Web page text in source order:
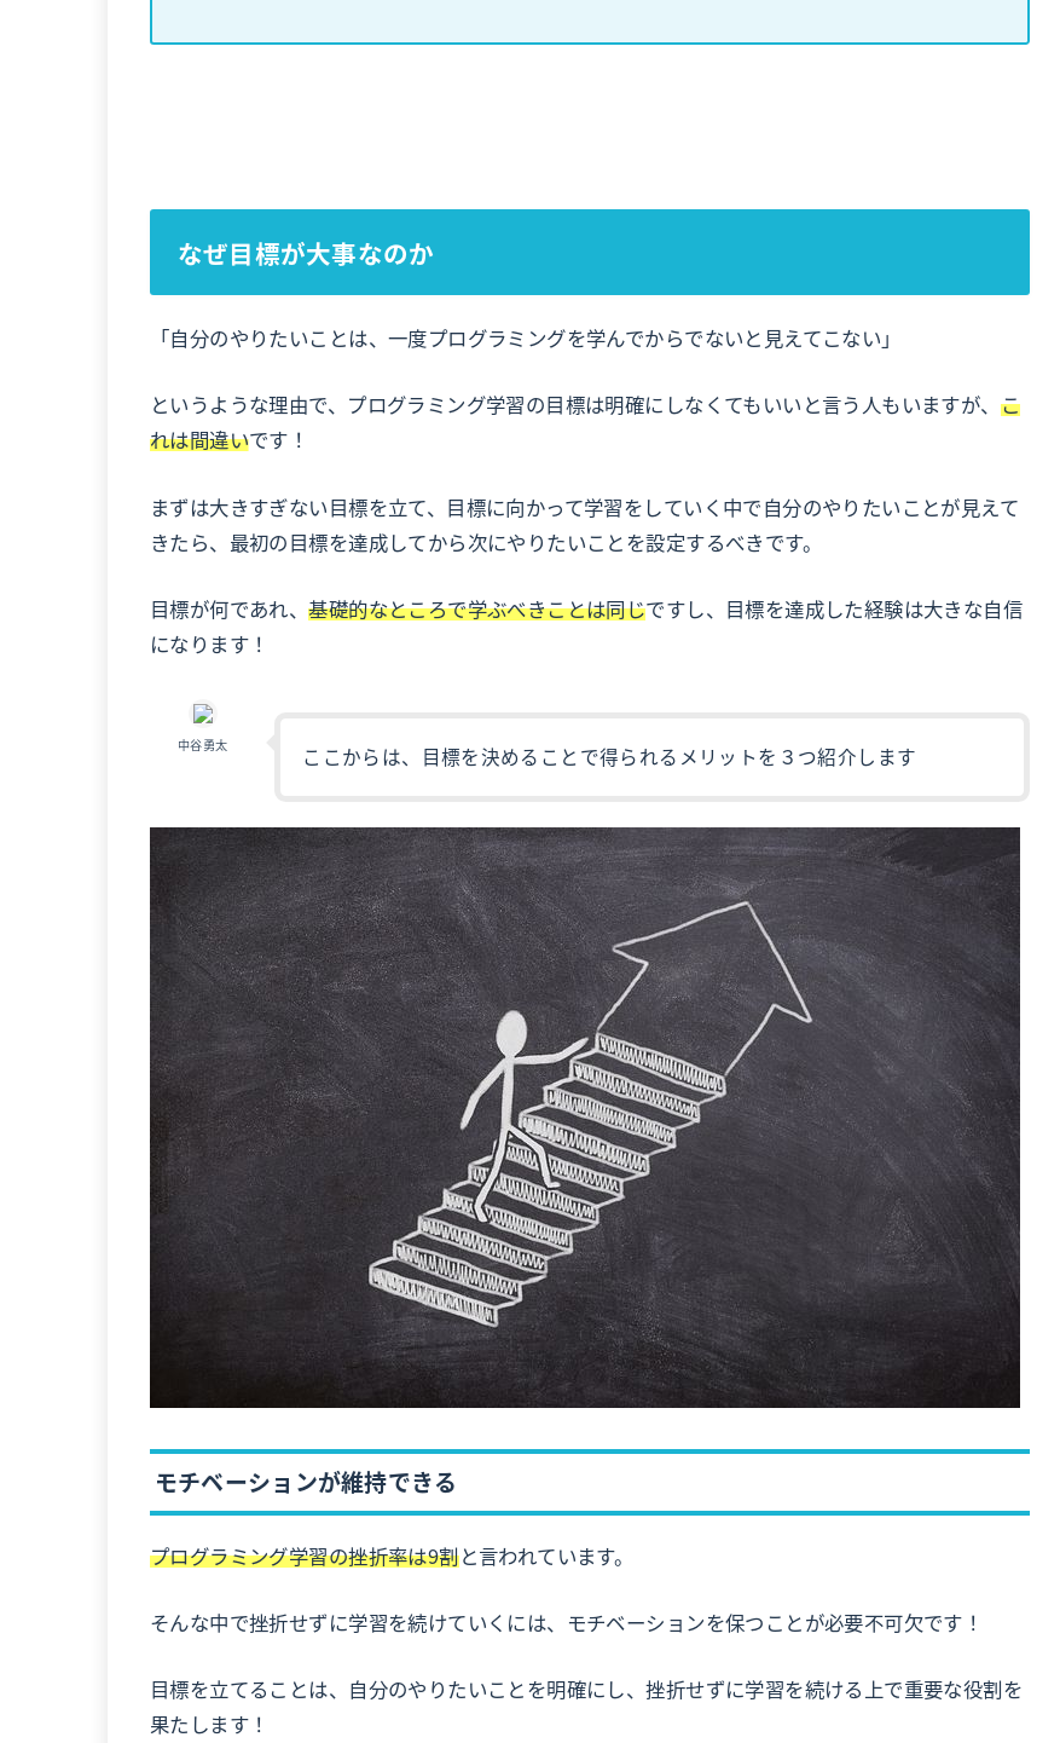
なぜ目標が大事なのか
「自分のやりたいことは、一度プログラミングを学んでからでないと見えてこない」
というような理由で、プログラミング学習の目標は明確にしなくてもいいと言う人もいますが、 こ
れは間違いです！
まずは大きすぎない目標を立て、目標に向かって学習をしていく中で自分のやりたいことが見えて
きたら、最初の目標を達成してから次にやりたいことを設定するべきです。
目標が何であれ、基礎的なところで学ぶべきことは同じですし、目標を達成した経験は大きな自信
になります！
中谷勇太 ここからは、目標を決めることで得られるメリットを３つ紹介します
モチベーションが維持できる
プログラミング学習の挫折率は9割と言われています。
そんな中で挫折せずに学習を続けていくには、モチベーションを保つことが必要不可欠です！
目標を立てることは、自分のやりたいことを明確にし、挫折せずに学習を続ける上で重要な役割を
果たします！